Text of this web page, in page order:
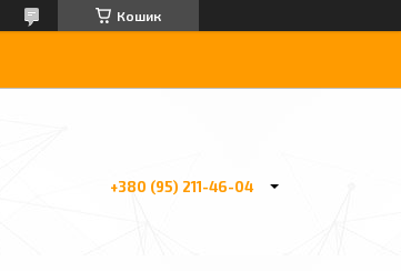
Кошик
+380 (95) 211-46-04